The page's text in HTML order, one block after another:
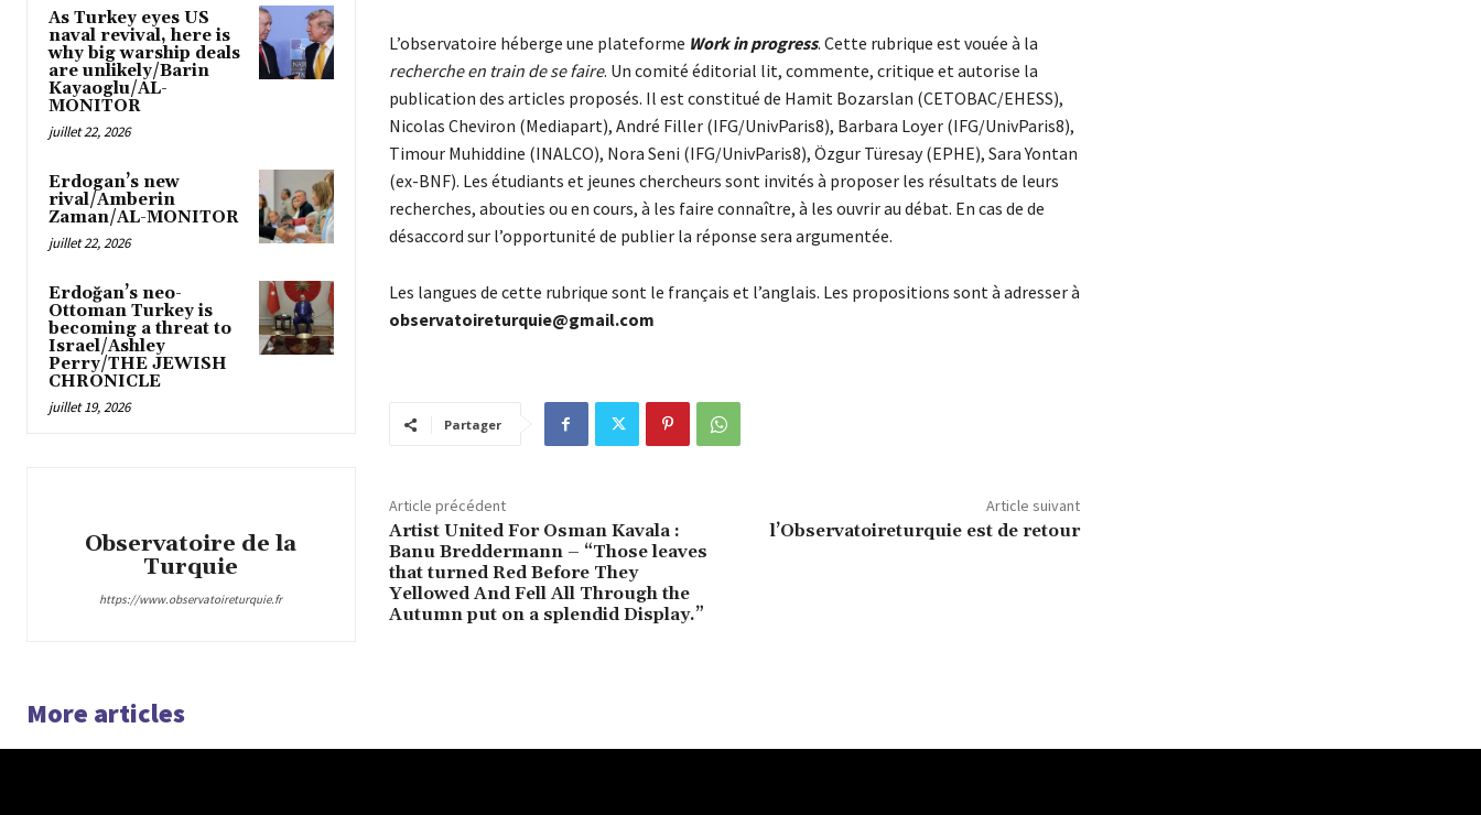
As Turkey eyes US
naval revival, here is
why big warship deals
are unlikely/Barin
Kayaoglu/AL-
MONITOR
juillet 22, 2026
Erdogan’s new
rival/Amberin
Zaman/AL-MONITOR
juillet 22, 2026
Erdoğan’s neo-
Ottoman Turkey is
becoming a threat to
Israel/Ashley
Perry/THE JEWISH
CHRONICLE
juillet 19, 2026
Observatoire de la
Turquie
https://www.observatoireturquie.fr
L’observatoire héberge une plateforme Work in progress. Cette rubrique est vouée à la
recherche en train de se faire. Un comité éditorial lit, commente, critique et autorise la
publication des articles proposés. Il est constitué de Hamit Bozarslan (CETOBAC/EHESS),
Nicolas Cheviron (Mediapart), André Filler (IFG/UnivParis8), Barbara Loyer (IFG/UnivParis8),
Timour Muhiddine (INALCO), Nora Seni (IFG/UnivParis8), Özgur Türesay (EPHE), Sara Yontan
(ex-BNF). Les étudiants et jeunes chercheurs sont invités à proposer les résultats de leurs
recherches, abouties ou en cours, à les faire connaître, à les ouvrir au débat. En cas de de
désaccord sur l’opportunité de publier la réponse sera argumentée.
Les langues de cette rubrique sont le français et l’anglais. Les propositions sont à adresser à
observatoireturquie@gmail.com
Partager
Article précédent
Artist United For Osman Kavala :
Banu Breddermann – “Those leaves
that turned Red Before They
Yellowed And Fell All Through the
Autumn put on a splendid Display.”
Article suivant
l’Observatoireturquie est de retour
More articles